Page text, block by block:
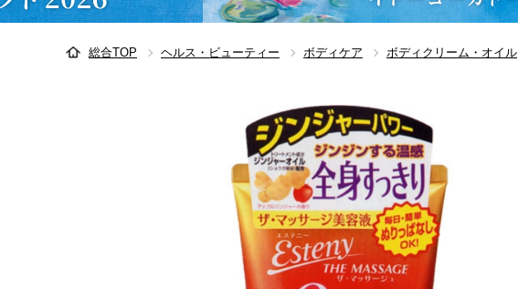
総合TOP ヘルス・ビューティー ボディケア ボディクリーム・オイル